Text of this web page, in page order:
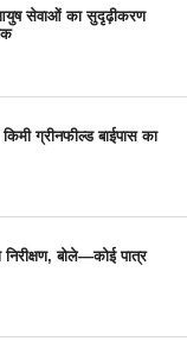
आयुष सेवाओं का सुदृढ़ीकरण
ग्रीनफील्ड बाईपास का
बोले—कोई पात्र